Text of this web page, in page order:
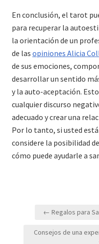
En conclusión, el tarot
para recuperar la
la orientación de un
de las opiniones Alicia
de sus emociones,
desarrollar un sentido
y la auto-aceptación.
cualquier discurso
adecuado y crear una
Por lo tanto, si usted
considere la posibilidad
cómo puede ayudarle a
Navegación
entradas
← Regalos para
Consejos de una